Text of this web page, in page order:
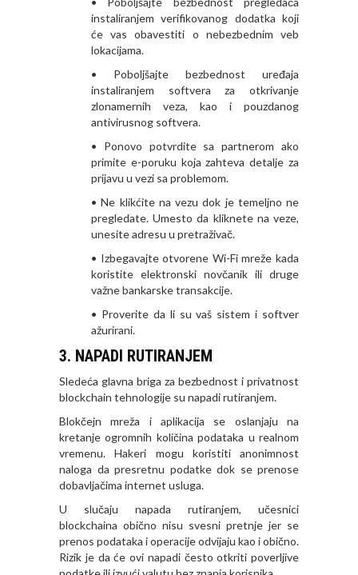
instaliranjem verifikovanog dodatka koji
će vas obavestiti o nebezbednim veb
lokacijama.
• Poboljšajte bezbednost uređaja
instaliranjem softvera za otkrivanje
zlonamernih veza, kao i pouzdanog
antivirusnog softvera.
• Ponovo potvrdite sa partnerom ako
primite e-poruku koja zahteva detalje za
prijavu u vezi sa problemom.
• Ne klikćite na vezu dok je temeljno ne
pregledate. Umesto da kliknete na veze,
unesite adresu u pretraživač.
• Izbegavajte otvorene Wi-Fi mreže kada
koristite elektronski novčanik ili druge
važne bankarske transakcije.
• Proverite da li su vaš sistem i softver
ažurirani.
3. NAPADI RUTIRANJEM
Sledeća glavna briga za bezbednost i privatnost
blockchain tehnologije su napadi rutiranjem.
Blokčejn mreža i aplikacija se oslanjaju na
kretanje ogromnih količina podataka u realnom
vremenu. Hakeri mogu koristiti anonimnost
naloga da presretnu podatke dok se prenose
dobavljačima internet usluga.
U slučaju napada rutiranjem, učesnici
blockchaina obično nisu svesni pretnje jer se
prenos podataka i operacije odvijaju kao i obično.
Rizik je da će ovi napadi često otkriti poverljive